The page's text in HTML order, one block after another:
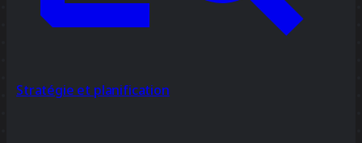
Stratégie et planification